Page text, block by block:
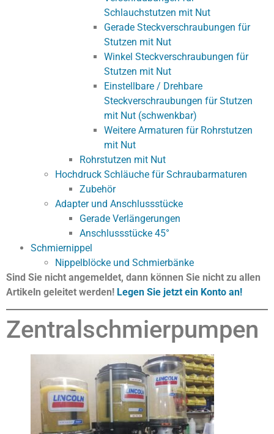
Schlauchstutzen mit Nut
Gerade Steckverschraubungen für
Stutzen mit Nut
Winkel Steckverschraubungen für
Stutzen mit Nut
Einstellbare / Drehbare
Steckverschraubungen für Stutzen
mit Nut (schwenkbar)
Weitere Armaturen für Rohrstutzen
mit Nut
Rohrstutzen mit Nut
Hochdruck Schläuche für Schraubarmaturen
Zubehör
Adapter und Anschlussstücke
Gerade Verlängerungen
Anschlussstücke 45°
Schmiernippel
Nippelblöcke und Schmierbänke
Sind Sie nicht angemeldet, dann können Sie nicht zu allen
Artikeln geleitet werden! Legen Sie jetzt ein Konto an!
Zentralschmierpumpen